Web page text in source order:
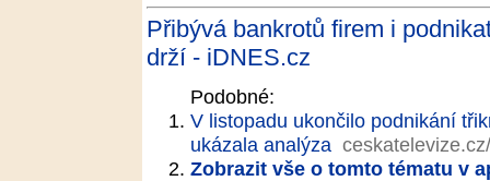
Přibývá bankrotů firem i
drží - iDNES.cz
Podobné:
V listopadu ukončilo podnikání
ukázala analýza
Zobrazit vše o tomto tématu v